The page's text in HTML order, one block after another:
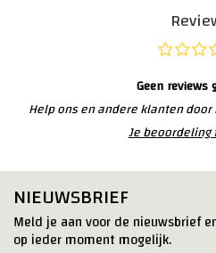
Geen reviews
Help ons en andere klanten
Je beoordeling
NIEUWSBRIEF
Meld je aan voor de nieuwsbrief
op ieder moment mogelijk.